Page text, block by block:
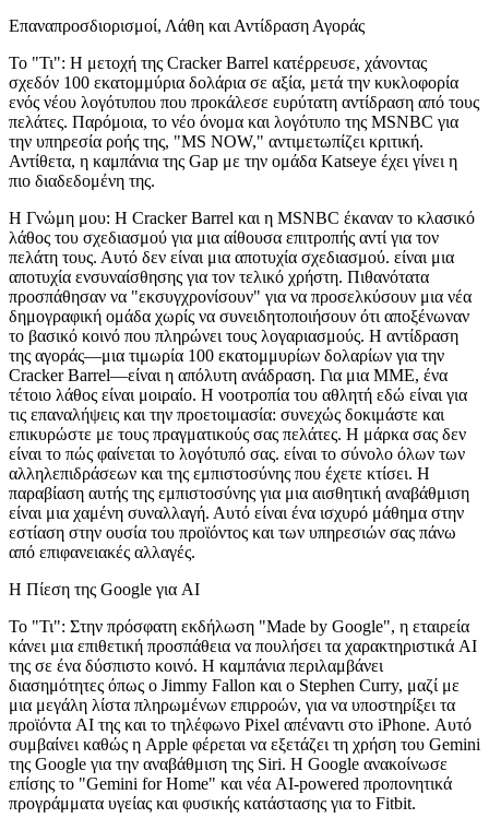
Επαναπροσδιορισμοί, Λάθη και Αντίδραση Αγοράς
Το "Τι": Η μετοχή της Cracker Barrel κατέρρευσε, χάνοντας
σχεδόν 100 εκατομμύρια δολάρια σε αξία, μετά την κυκλοφορία
ενός νέου λογότυπου που προκάλεσε ευρύτατη αντίδραση από τους
πελάτες. Παρόμοια, το νέο όνομα και λογότυπο της MSNBC για
την υπηρεσία ροής της, "MS NOW," αντιμετωπίζει κριτική.
Αντίθετα, η καμπάνια της Gap με την ομάδα Katseye έχει γίνει η
πιο διαδεδομένη της.
Η Γνώμη μου: Η Cracker Barrel και η MSNBC έκαναν το κλασικό
λάθος του σχεδιασμού για μια αίθουσα επιτροπής αντί για τον
πελάτη τους. Αυτό δεν είναι μια αποτυχία σχεδιασμού. είναι μια
αποτυχία ενσυναίσθησης για τον τελικό χρήστη. Πιθανότατα
προσπάθησαν να "εκσυγχρονίσουν" για να προσελκύσουν μια νέα
δημογραφική ομάδα χωρίς να συνειδητοποιήσουν ότι αποξένωναν
το βασικό κοινό που πληρώνει τους λογαριασμούς. Η αντίδραση
της αγοράς—μια τιμωρία 100 εκατομμυρίων δολαρίων για την
Cracker Barrel—είναι η απόλυτη ανάδραση. Για μια ΜΜΕ, ένα
τέτοιο λάθος είναι μοιραίο. Η νοοτροπία του αθλητή εδώ είναι για
τις επαναλήψεις και την προετοιμασία: συνεχώς δοκιμάστε και
επικυρώστε με τους πραγματικούς σας πελάτες. Η μάρκα σας δεν
είναι το πώς φαίνεται το λογότυπό σας. είναι το σύνολο όλων των
αλληλεπιδράσεων και της εμπιστοσύνης που έχετε κτίσει. Η
παραβίαση αυτής της εμπιστοσύνης για μια αισθητική αναβάθμιση
είναι μια χαμένη συναλλαγή. Αυτό είναι ένα ισχυρό μάθημα στην
εστίαση στην ουσία του προϊόντος και των υπηρεσιών σας πάνω
από επιφανειακές αλλαγές.
Η Πίεση της Google για AI
Το "Τι": Στην πρόσφατη εκδήλωση "Made by Google", η εταιρεία
κάνει μια επιθετική προσπάθεια να πουλήσει τα χαρακτηριστικά AI
της σε ένα δύσπιστο κοινό. Η καμπάνια περιλαμβάνει
διασημότητες όπως ο Jimmy Fallon και ο Stephen Curry, μαζί με
μια μεγάλη λίστα πληρωμένων επιρροών, για να υποστηρίξει τα
προϊόντα AI της και το τηλέφωνο Pixel απέναντι στο iPhone. Αυτό
συμβαίνει καθώς η Apple φέρεται να εξετάζει τη χρήση του Gemini
της Google για την αναβάθμιση της Siri. Η Google ανακοίνωσε
επίσης το "Gemini for Home" και νέα AI-powered προπονητικά
προγράμματα υγείας και φυσικής κατάστασης για το Fitbit.